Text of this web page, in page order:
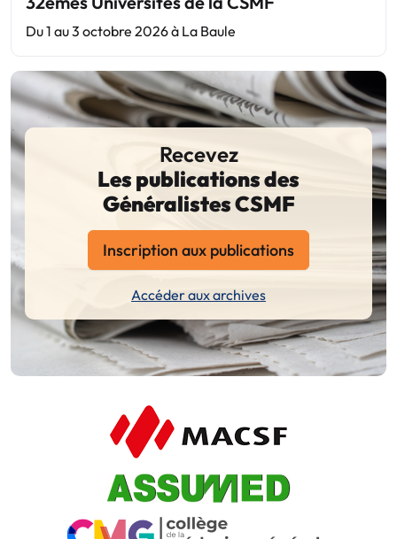
Du 1 au 3 octobre 2026 à La Baule
Recevez
Les publications des
Généralistes CSMF
Inscription aux publications
Accéder aux archives